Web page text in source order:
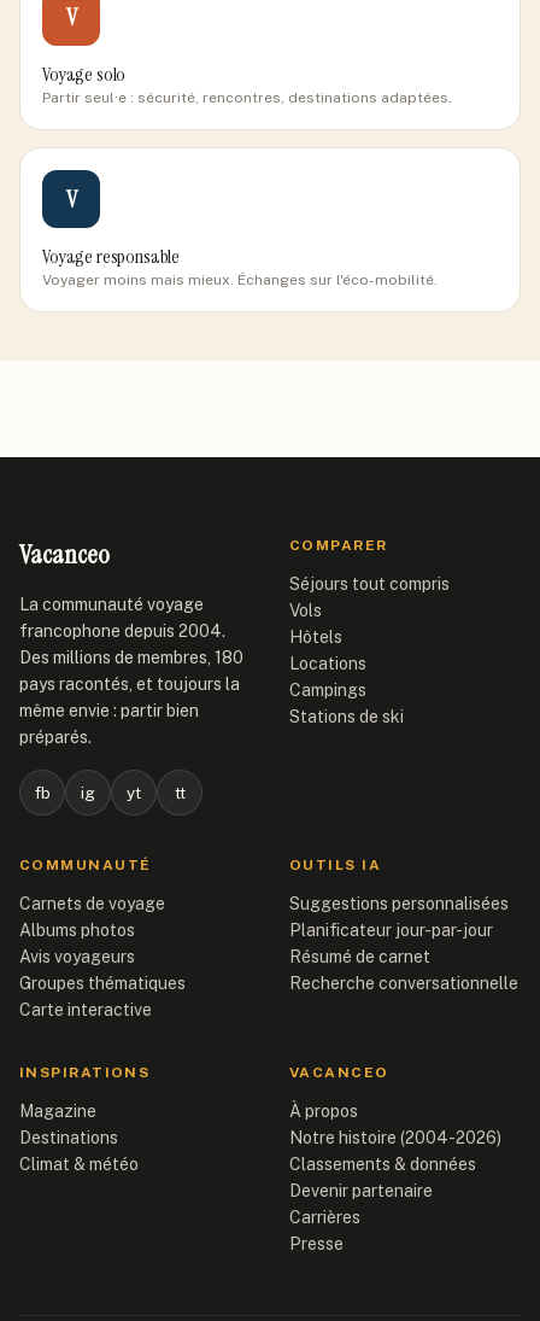
V
Voyage solo
Partir seul·e : sécurité, rencontres, destinations adaptées.
V
Voyage responsable
Voyager moins mais mieux. Échanges sur l'éco-mobilité.
Vacanceo
La communauté voyage
francophone depuis 2004.
Des millions de membres, 180
pays racontés, et toujours la
même envie : partir bien
préparés.
fb ig yt tt
COMPARER
Séjours tout compris
Vols
Hôtels
Locations
Campings
Stations de ski
COMMUNAUTÉ
Carnets de voyage
Albums photos
Avis voyageurs
Groupes thématiques
Carte interactive
OUTILS IA
Suggestions personnalisées
Planificateur jour-par-jour
Résumé de carnet
Recherche conversationnelle
INSPIRATIONS
Magazine
Destinations
Climat & météo
VACANCEO
À propos
Notre histoire (2004-2026)
Classements & données
Devenir partenaire
Carrières
Presse